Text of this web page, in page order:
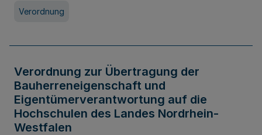
Verordnung
Verordnung zur Übertragung der
Bauherreneigenschaft und
Eigentümerverantwortung auf die
Hochschulen des Landes Nordrhein-
Westfalen